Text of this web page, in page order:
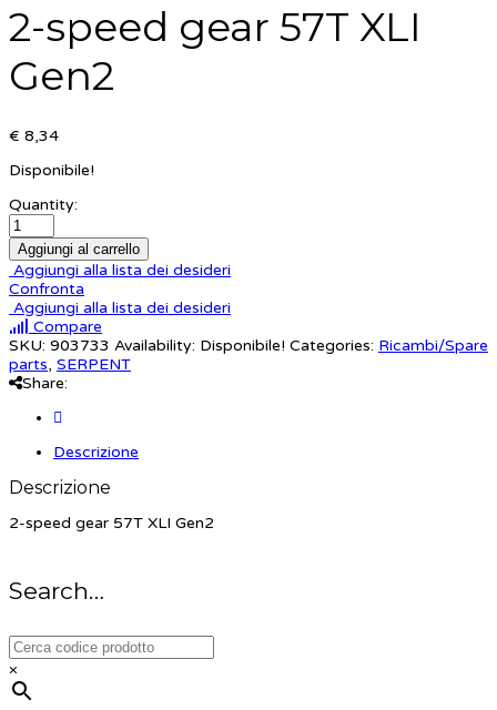
2-speed gear 57T XLI
Gen2
€ 8,34
Disponibile!
Quantity:
Aggiungi al carrello
Aggiungi alla lista dei desideri
Confronta
Aggiungi alla lista dei desideri
Compare
SKU: 903733 Availability: Disponibile! Categories: Ricambi/Spare
parts, SERPENT
Share:
Descrizione
Descrizione
2-speed gear 57T XLI Gen2
Search…
×